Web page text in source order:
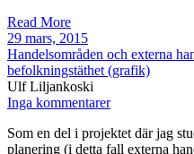
Read More
29 mars, 2015
Handelsområden och externa
befolkningstäthet (grafik)
Ulf Liljankoski
Inga kommentarer
Som en del i projektet där jag
planering (i detta fall externa